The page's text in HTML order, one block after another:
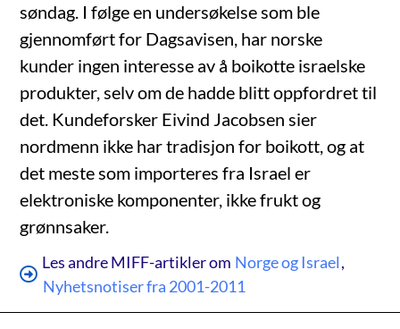
søndag. I følge en undersøkelse som ble
gjennomført for Dagsavisen, har norske
kunder ingen interesse av å boikotte israelske
produkter, selv om de hadde blitt oppfordret til
det. Kundeforsker Eivind Jacobsen sier
nordmenn ikke har tradisjon for boikott, og at
det meste som importeres fra Israel er
elektroniske komponenter, ikke frukt og
grønnsaker.
Les andre MIFF-artikler om Norge og Israel,
Nyhetsnotiser fra 2001-2011